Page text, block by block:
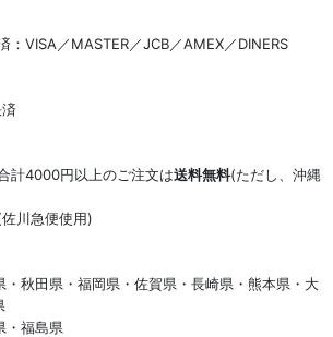
VISA／MASTER／JCB／AMEX／DINERS
4000円以上のご注文は送料無料(ただし、沖縄
川急便使用)
・秋田県・福岡県・佐賀県・長崎県・熊本県・大
・福島県